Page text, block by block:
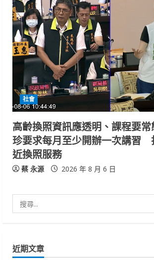
社會
高齡換照資訊應透明、課程要
珍要求每月至少開辦一次講習
近換照服務
蔡 永源 2026 年 8 月 6 日
尋
字:
近期文章